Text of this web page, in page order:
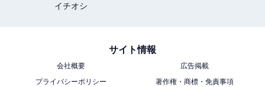
イチオシ
サイト情報
会社概要
広告掲載
プライバシーポリシー
著作権・商標・免責事項